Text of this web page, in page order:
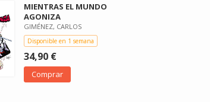
MIENTRAS EL MUNDO
AGONIZA
GIMÉNEZ, CARLOS
Disponible en 1 semana
34,90 €
Comprar